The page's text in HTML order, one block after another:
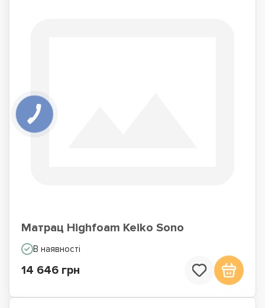
Матрац Highfoam Keiko Sono
В наявності
14 646 грн